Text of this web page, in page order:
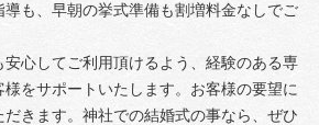
導も、早朝の挙式準備も割増料金なしでご
心してご利用頂けるよう、経験のある専
をサポートいたします。お客様の要望に
きます。神社での結婚式の事なら、ぜひ